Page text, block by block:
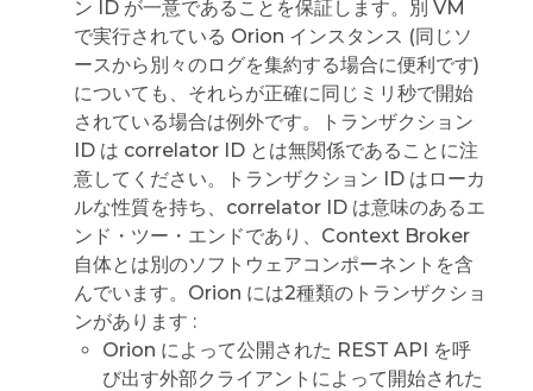
ン ID が一意であることを保証します。別 VM
で実行されている Orion インスタンス (同じソ
ースから別々のログを集約する場合に便利です)
についても、それらが正確に同じミリ秒で開始
されている場合は例外です。トランザクション
ID は correlator ID とは無関係であることに注
意してください。トランザクション ID はローカ
ルな性質を持ち、correlator ID は意味のあるエ
ンド・ツー・エンドであり、Context Broker
自体とは別のソフトウェアコンポーネントを含
んでいます。Orion には2種類のトランザクショ
ンがあります :
Orion によって公開された REST API を呼
び出す外部クライアントによって開始された